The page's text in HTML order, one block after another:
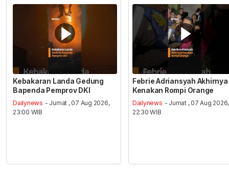
Kebakaran Landa Gedung
Bapenda Pemprov DKI
Dailynews - Jumat , 07 Aug 2026,
23:00 WIB
Febrie Adriansyah Akhirnya
Kenakan Rompi Orange
Dailynews - Jumat , 07 Aug 2026,
22:30 WIB